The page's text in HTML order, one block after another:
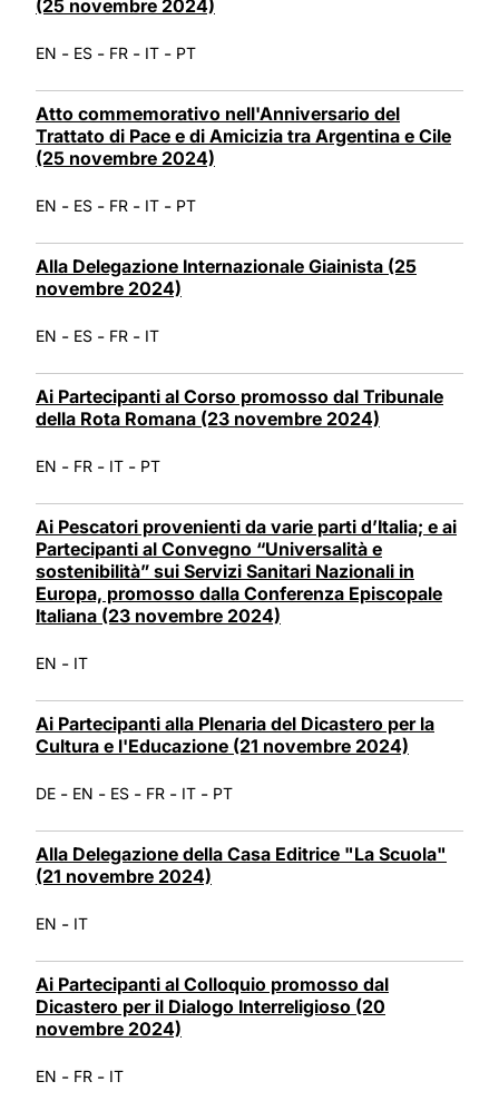
(25 novembre 2024)
EN - ES - FR - IT - PT
Atto commemorativo nell'Anniversario del
Trattato di Pace e di Amicizia tra Argentina e Cile
(25 novembre 2024)
EN - ES - FR - IT - PT
Alla Delegazione Internazionale Giainista (25
novembre 2024)
EN - ES - FR - IT
Ai Partecipanti al Corso promosso dal Tribunale
della Rota Romana (23 novembre 2024)
EN - FR - IT - PT
Ai Pescatori provenienti da varie parti d’Italia; e ai
Partecipanti al Convegno “Universalità e
sostenibilità” sui Servizi Sanitari Nazionali in
Europa, promosso dalla Conferenza Episcopale
Italiana (23 novembre 2024)
EN - IT
Ai Partecipanti alla Plenaria del Dicastero per la
Cultura e l'Educazione (21 novembre 2024)
DE - EN - ES - FR - IT - PT
Alla Delegazione della Casa Editrice "La Scuola"
(21 novembre 2024)
EN - IT
Ai Partecipanti al Colloquio promosso dal
Dicastero per il Dialogo Interreligioso (20
novembre 2024)
EN - FR - IT